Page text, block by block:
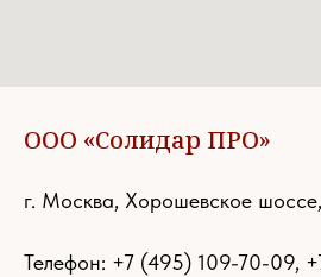
ООО «Солидар ПРО»
г. Москва, Хорошевское
Телефон: +7 (495) 109-70-09,